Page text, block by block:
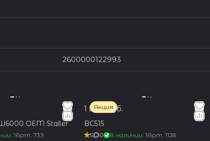
2600000122993
OEM Stailer
1Арт. 733
Акция
1 850 руб.
BC515
5 0 В наличии: 1Арт. 1128